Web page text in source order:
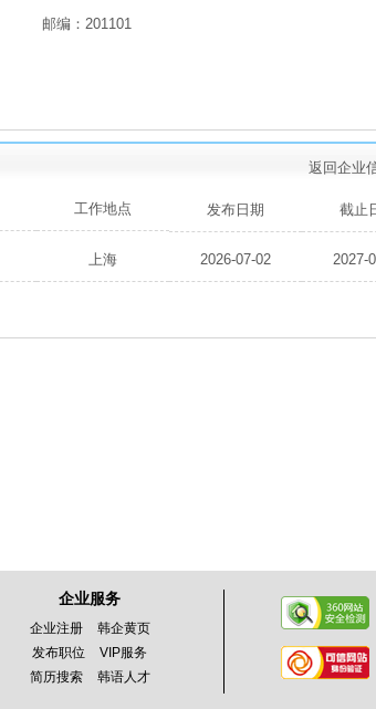
邮编：201101
返回企业
工作地点 发布日期 截止
上海 2026-07-02 2027-
企业服务
企业注册
韩企黄页
发布职位
VIP服务
简历搜索
韩语人才